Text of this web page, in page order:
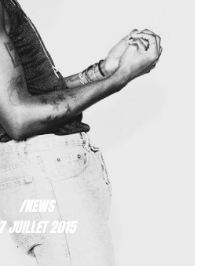
/NEWS
7 JUILLET 2015